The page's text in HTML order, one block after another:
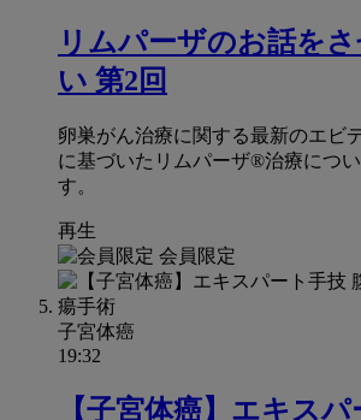
リムパーザのお話を
い 第2回
卵巣がん治療に関する最新のエビ
に基づいたリムパーザ®治療につ
す。
再生
会員限定
子宮体癌
19:32
【子宮体癌】エキス